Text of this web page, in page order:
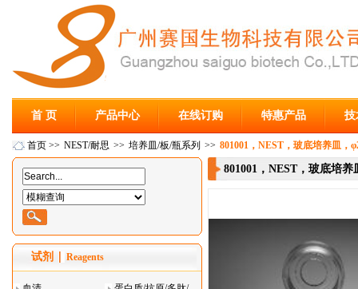
首 页 产品中心 在线订购 特惠产品 技
首页 >> NEST/耐思 >> 培养皿/板/瓶系列 >> 801001，NEST，玻底培养皿，
试剂 Reagents
801001，NEST，玻底培